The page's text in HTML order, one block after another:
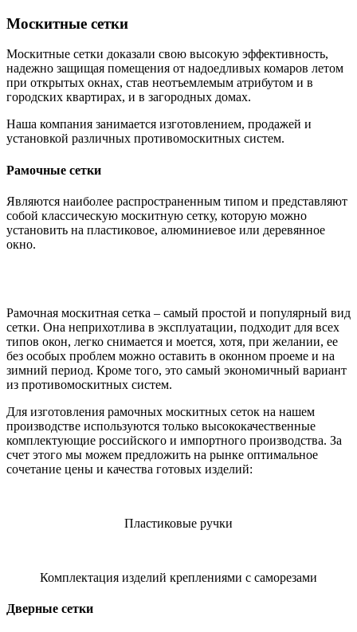
Москитные сетки
Москитные сетки доказали свою высокую эффективность,
надежно защищая помещения от надоедливых комаров летом
при открытых окнах, став неотъемлемым атрибутом и в
городских квартирах, и в загородных домах.
Наша компания занимается изготовлением, продажей и
установкой различных противомоскитных систем.
Рамочные сетки
Являются наиболее распространенным типом и представляют
собой классическую москитную сетку, которую можно
установить на пластиковое, алюминиевое или деревянное
окно.
Рамочная москитная сетка – самый простой и популярный вид
сетки. Она неприхотлива в эксплуатации, подходит для всех
типов окон, легко снимается и моется, хотя, при желании, ее
без особых проблем можно оставить в оконном проеме и на
зимний период. Кроме того, это самый экономичный вариант
из противомоскитных систем.
Для изготовления рамочных москитных сеток на нашем
производстве используются только высококачественные
комплектующие российского и импортного производства. За
счет этого мы можем предложить на рынке оптимальное
сочетание цены и качества готовых изделий:
Пластиковые ручки
Комплектация изделий креплениями с саморезами
Дверные сетки